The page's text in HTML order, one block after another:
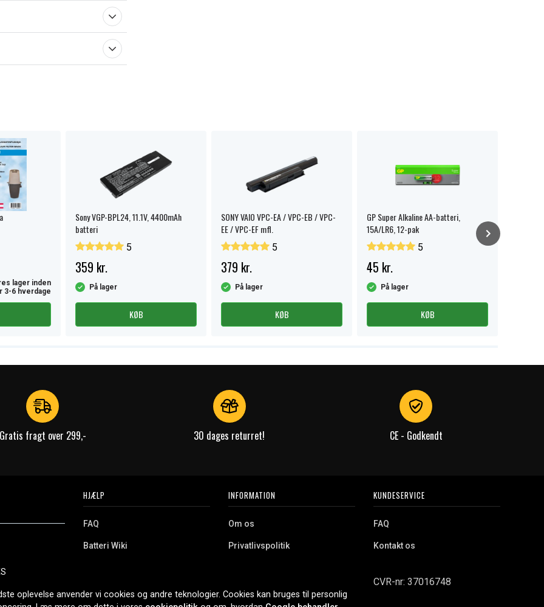
lager inden
3-6 hverdage
Sony VGP-BPL24, 11.1V, 4400mAh
batteri
5
359 kr.
På lager
KØB
SONY VAIO VPC-EA / VPC-EB / VPC-
EE / VPC-EF mfl.
5
379 kr.
På lager
KØB
GP Super Alkaline AA-batteri,
15A/LR6, 12-pak
5
45 kr.
På lager
KØB
Gratis fragt over 299,- 30 dages returret! CE - Godkendt
Vi tilbyder et
og meget
HJÆLP
FAQ
Batteri Wiki
Erhvervskunde
INFORMATION
Om os
Privatlivspolitik
Cookies
KUNDESERVICE
FAQ
Kontakt os
CVR-nr: 37016748
oplevelse anvender vi cookies og andre teknologier. Cookies kan bruges til personlig